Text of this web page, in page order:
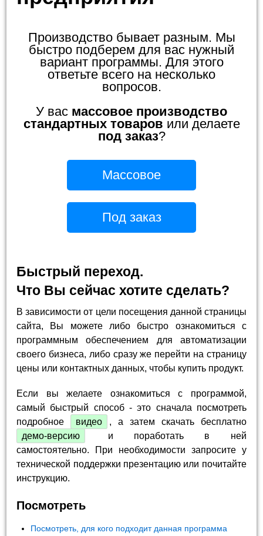
Производство бывает разным. Мы
быстро подберем для вас нужный
вариант программы. Для этого
ответьте всего на несколько
вопросов.
У вас массовое производство
стандартных товаров или делаете
под заказ?
Массовое
Под заказ
Быстрый переход.
Что Вы сейчас хотите сделать?
В зависимости от цели посещения данной страницы
сайта, Вы можете либо быстро ознакомиться с
программным обеспечением для автоматизации
своего бизнеса, либо сразу же перейти на страницу
цены или контактных данных, чтобы купить продукт.
Если вы желаете ознакомиться с программой,
самый быстрый способ - это сначала посмотреть
подробное
видео
, а затем скачать бесплатно
демо-версию
и поработать в ней
самостоятельно. При необходимости запросите у
технической поддержки презентацию или почитайте
инструкцию.
Посмотреть
Посмотреть, для кого подходит данная программа